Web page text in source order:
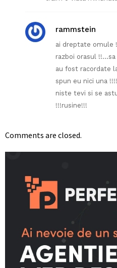
rammstein
ai dreptate omule
razboi orasul
au fost racordate
spun eu nici una
niste tevi si se
!!!rusine!!!
Comments are closed.